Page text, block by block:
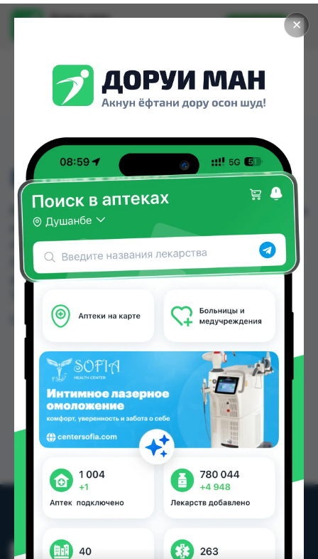
✕
Доруи ман
Установить
ВИКАСОЛ ТАБ №20
ВИКАСОЛ ТАБ №20 можно купить или заказать в
аптеках, Саховати Истаравшан, Авиценна,
Аптека Нур (Nur), Арзон Дору, Арча, Дорухона
Зубайда, Дорухона Имтиёз по цене от 1.20 TJS
до 40.00 TJS в Душанбе и других городах
Цена: от1.20 TJS